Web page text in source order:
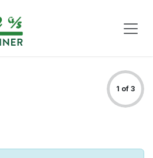
1 of 3